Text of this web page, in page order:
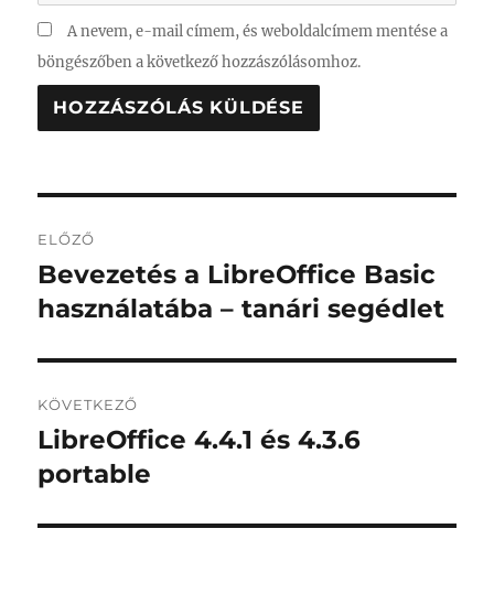
A nevem, e-mail címem, és weboldalcímem mentése a
böngészőben a következő hozzászólásomhoz.
navigáció
ELŐZŐ
Korábbi
bejegyzés:
Bevezetés a LibreOffice Basic
használatába – tanári segédlet
KÖVETKEZŐ
Következő
bejegyzés:
LibreOffice 4.4.1 és 4.3.6
portable